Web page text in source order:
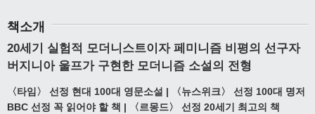
책소개
20세기 실험적 모더니스트이자 페미니즘 비평의 선구자
버지니아 울프가 구현한 모더니즘 소설의 전형
〈타임〉 선정 현대 100대 영문소설 | 〈뉴스위크〉 선정 100대 명저
BBC 선정 꼭 읽어야 할 책 | 〈르몽드〉 선정 20세기 최고의 책